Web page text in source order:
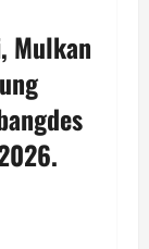
Mulkan